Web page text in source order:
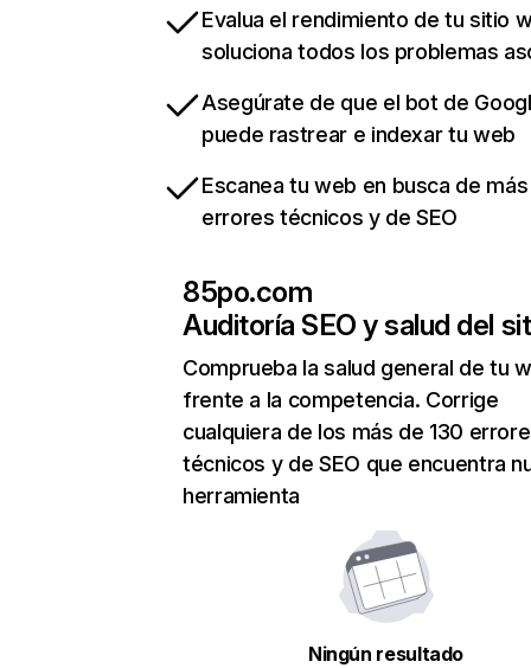
Evalua el rendimiento de tu sitio
soluciona todos los problemas
Asegúrate de que el bot de
puede rastrear e indexar tu web
Escanea tu web en busca de
errores técnicos y de SEO
85po.com
Auditoría SEO y salud del
Comprueba la salud general de tu
frente a la competencia. Corrige
cualquiera de los más de 130
técnicos y de SEO que encuentra
herramienta
Ningún resultado